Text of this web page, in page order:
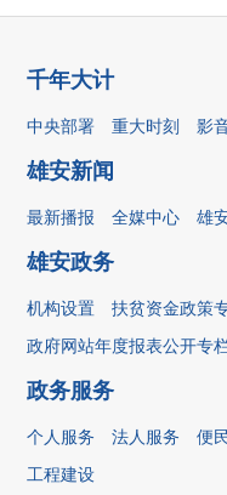
千年大计
中央部署 重大时刻 影
雄安新闻
最新播报 全媒中心 雄
雄安政务
机构设置 扶贫资金政策
政府网站年度报表公开专
政务服务
个人服务 法人服务 便
工程建设